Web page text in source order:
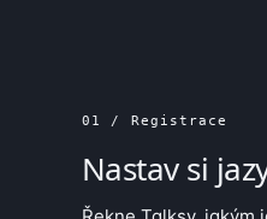
01 / Registrace
Nastav si